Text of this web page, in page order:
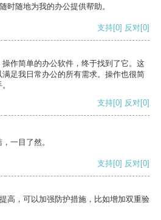
时随地为我的办公提供帮助。
支持[0] 反对[0]
作简单的办公软件，终于找到了它。这
足我日常办公的所有需求。操作也很简
支持[0] 反对[0]
一目了然。
支持[0] 反对[0]
高，可以加强防护措施，比如增加双重验